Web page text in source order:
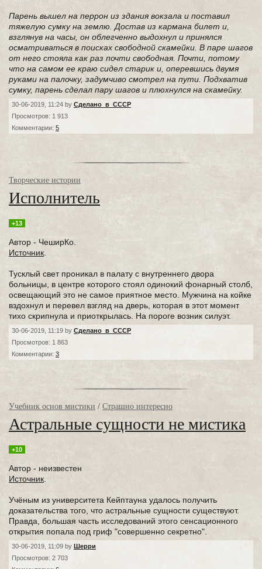
Парень вышел на перрон из здания вокзала и поставил
тяжелую сумку на землю. Достав из кармана билет и,
взглянув на часы, он облегченно выдохнул и принялся
осматриваться в поисках свободной скамейки. В паре шагов
от него стояла как раз почти свободная. Почти, потому
что на самом ее краю сидел старик и, оперевшись двумя
руками на палочку, задумчиво смотрел на пути. Подхватив
сумку, парень сделал пару шагов и плюхнулся на скамейку.
30-06-2019, 11:24 by Сделано_в_СССР
Просмотров: 1 913
Комментарии: 5
Творческие истории
Исполнитель
+13
Автор - ЧеширКо.
Источник
Тусклый свет проникал в палату с внутреннего двора
больницы, в центре которого стоял одинокий фонарный столб,
освещающий это не самое приятное место. Мужчина на койке
вздохнул и перевел взгляд на дверь, которая в этот момент
тихо скрипнула и приоткрылась. На пороге возник силуэт.
30-06-2019, 11:19 by Сделано_в_СССР
Просмотров: 1 863
Комментарии: 3
Учебник основ мистики / Страшно интересно
Астральные сущности не мистика
+10
Автор - неизвестен
Источник
Учёным из университета Кейптауна удалось получить
доказательства того, что астральные сущности существуют.
Правда, большая часть исследований этого сенсационного
открытия попала под гриф "совершенно секретно".
30-06-2019, 11:09 by Шерри
Просмотров: 2 703